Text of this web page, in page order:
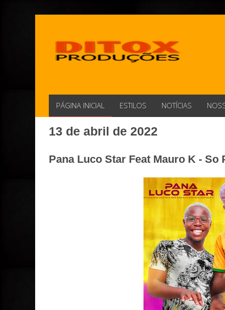
PÁGINA INICIAL ESTILOS NOTÍCIAS
13 de abril de 2022
Pana Luco Star Feat Mauro K -